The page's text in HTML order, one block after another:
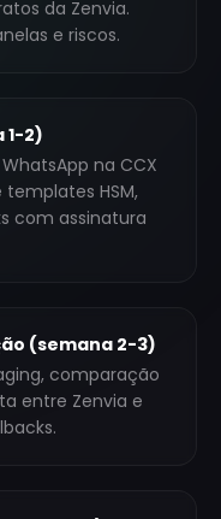
da Zenvia.
e riscos.
1-2)
na CCX
HSM,
com assinatura
(semana 2-3)
comparação
entre Zenvia e